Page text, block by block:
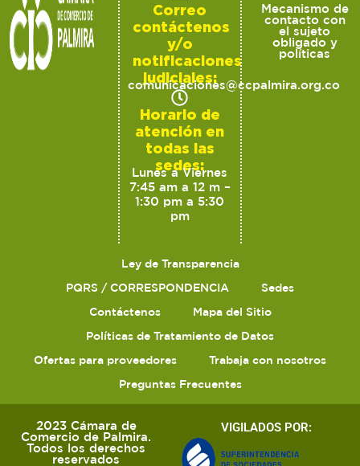
Correo
contáctenos
y/o
notificaciones
judiciales:
comunicaciones@ccpalmira.org.co
Horario de
atención en
todas las
sedes:
Lunes a Viernes
7:45 am a 12 m –
1:30 pm a 5:30
pm
Mecanismo de
contacto con
el sujeto
obligado y
políticas
Ley de Transparencia
PQRS / CORRESPONDENCIA
Sedes
Contáctenos
Mapa del Sitio
Políticas de Tratamiento de Datos
Ofertas para proveedores
Trabaja con nosotros
Preguntas Frecuentes
2023 Cámara de
Comercio de Palmira.
Todos los derechos
reservados
VIGILADOS POR: